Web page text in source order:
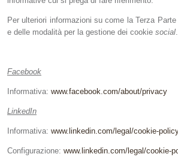
Per ulteriori informazioni su come la Terza
e delle modalità per la gestione dei cookie social.
Facebook
Informativa: www.facebook.com/about/privacy
LinkedIn
Informativa: www.linkedin.com/legal/cookie-
Configurazione: www.linkedin.com/legal/cookie-